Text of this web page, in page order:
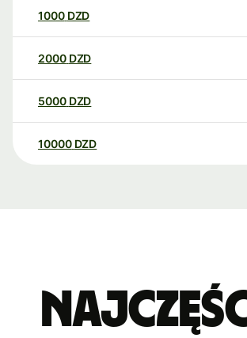
1000 DZD
2000 DZD
5000 DZD
10000 DZD